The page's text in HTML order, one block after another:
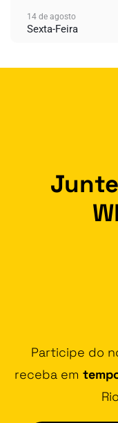
14 de agosto
Sexta-Feira
Participe do
receba em